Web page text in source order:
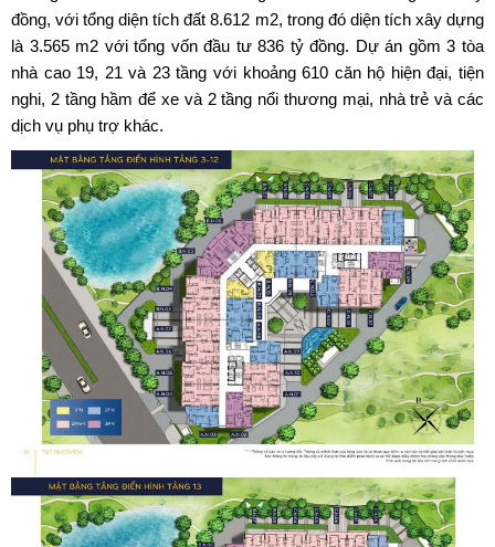
đồng, với tổng diện tích đất 8.612 m2, trong đó diện tích xây dựng
là 3.565 m2 với tổng vốn đầu tư 836 tỷ đồng. Dự án gồm 3 tòa
nhà cao 19, 21 và 23 tầng với khoảng 610 căn hộ hiện đại, tiện
nghi, 2 tầng hầm để xe và 2 tầng nổi thương mại, nhà trẻ và các
dịch vụ phụ trợ khác.